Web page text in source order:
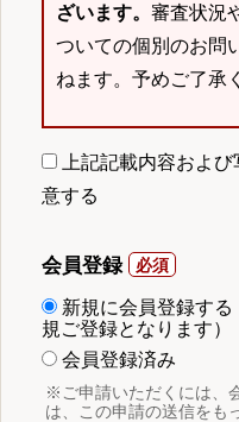
ざいます。 審査状況
ついての個別のお問
ねます。予めご了承
上記記載内容およ
意する
会員登録
新規に会員登録す
規ご登録となります）
会員登録済み
※ご申請いただくには、
は、この申請の送信をも